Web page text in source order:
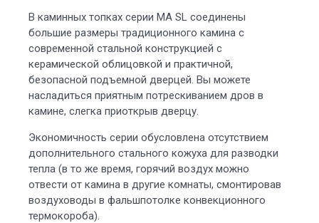
В каминных топках серии MA SL соединены
большие размеры традиционного камина с
современной стальной конструкцией с
керамической облицовкой и практичной,
безопасной подъемной дверцей. Вы можете
насладиться приятным потрескиванием дров в
камине, слегка приоткрыв дверцу.
Экономичность серии обусловлена отсутствием
дополнительного стального кожуха для разводки
тепла (в то же время, горячий воздух можно
отвести от камина в другие комнаты, смонтировав
воздуховоды в фальшпотолке конвекционного
термокороба).